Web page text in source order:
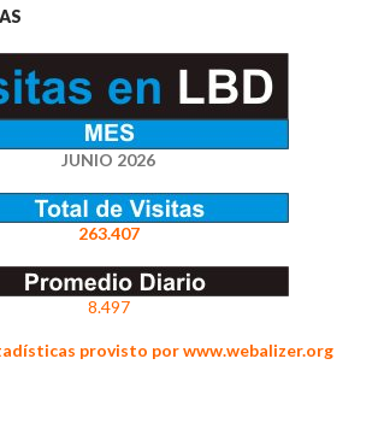
JUNIO 2026
263.407
8.497
provisto por www.webalizer.org